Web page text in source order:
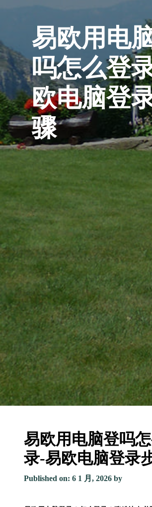
易欧用电
吗怎么登
欧电脑登
骤
易欧用电脑登吗
录-易欧电脑登录
Published on: 6 1 月, 2026 by